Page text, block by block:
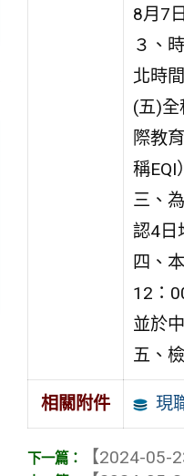
8月7
３、
北時間
(五)
際教
稱EQI
三、
認4日
四、
12：
並於
五、
相關附件 現
【2024-05-